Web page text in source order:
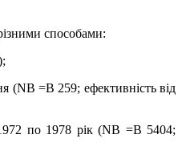
способами:
(NВ =В 259; ефективність від
по 1978 рік (NВ =В 5404;